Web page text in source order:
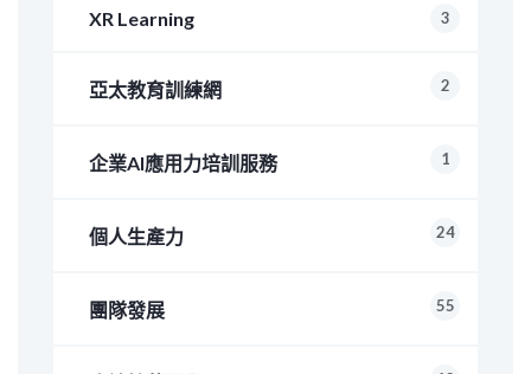
XR Learning 3
亞太教育訓練網 2
企業AI應用力培訓服務 1
個人生產力 24
團隊發展 55